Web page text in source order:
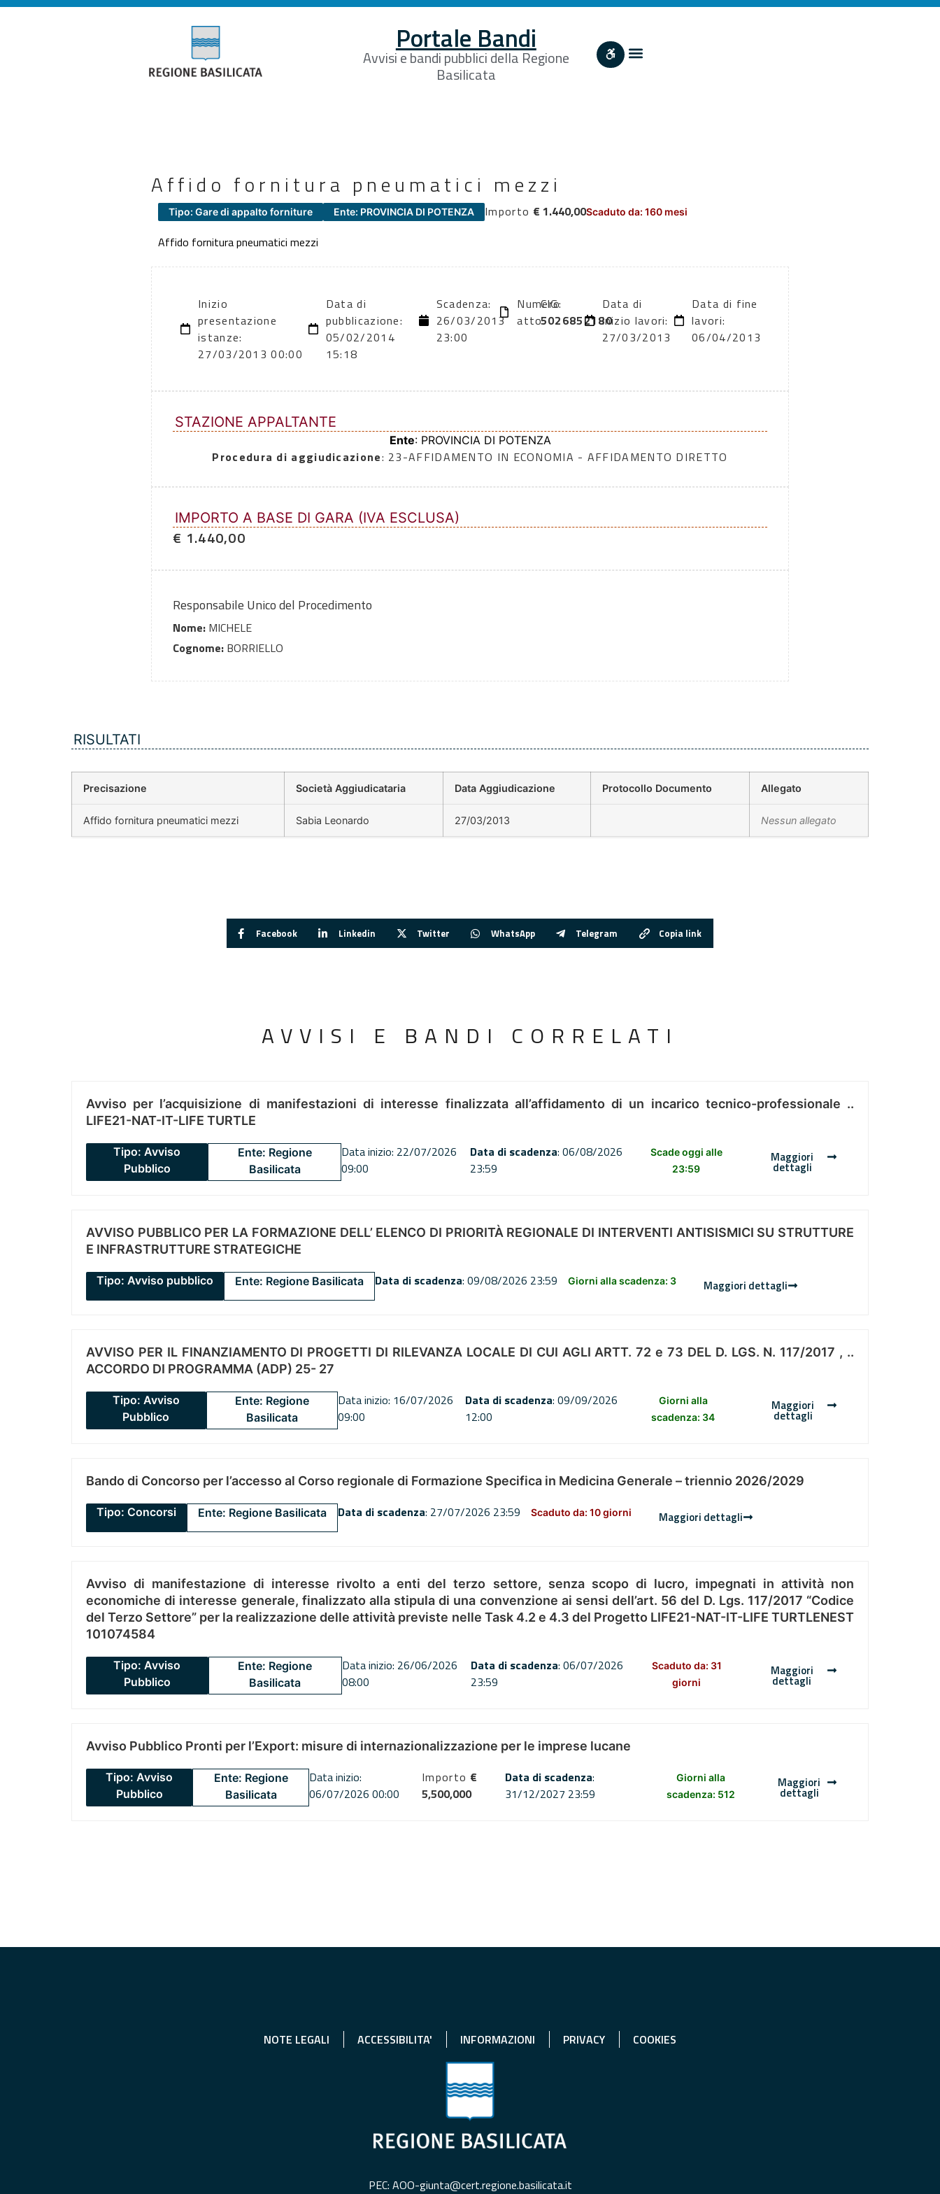
Portale Bandi
Avvisi e bandi pubblici della Regione
Basilicata
Affido fornitura pneumatici mezzi
Tipo: Gare di appalto forniture Ente: PROVINCIA DI POTENZA Importo € 1.440,00Scaduto da: 160 mesi
Affido fornitura pneumatici mezzi
Inizio
presentazione
istanze:
27/03/2013 00:00
Data di
pubblicazione:
05/02/2014
15:18
Scadenza:
26/03/2013
23:00
Numero
atto:
CIG:
5026852180
Data di
inizio lavori:
27/03/2013
Data di fine
lavori:
06/04/2013
STAZIONE APPALTANTE
Ente: PROVINCIA DI POTENZA
Procedura di aggiudicazione: 23-AFFIDAMENTO IN ECONOMIA - AFFIDAMENTO DIRETTO
IMPORTO A BASE DI GARA (IVA ESCLUSA)
€ 1.440,00
Responsabile Unico del Procedimento
Nome: MICHELE
Cognome: BORRIELLO
RISULTATI
Precisazione Società Aggiudicataria Data Aggiudicazione Protocollo Documento Allegato
Affido fornitura pneumatici mezzi Sabia Leonardo 27/03/2013 Nessun allegato
Facebook Linkedin Twitter WhatsApp Telegram Copia link
AVVISI E BANDI CORRELATI
Avviso per l’acquisizione di manifestazioni di interesse finalizzata all’affidamento di un incarico tecnico-professionale ..
LIFE21-NAT-IT-LIFE TURTLE
Tipo: Avviso
Pubblico
Ente: Regione
Basilicata
Data inizio: 22/07/2026
09:00
Data di scadenza: 06/08/2026
23:59
Scade oggi alle
23:59
Maggiori
dettagli
AVVISO PUBBLICO PER LA FORMAZIONE DELL’ ELENCO DI PRIORITÀ REGIONALE DI INTERVENTI ANTISISMICI SU STRUTTURE
E INFRASTRUTTURE STRATEGICHE
Tipo: Avviso pubblico Ente: Regione Basilicata Data di scadenza: 09/08/2026 23:59 Giorni alla scadenza: 3 Maggiori dettagli
AVVISO PER IL FINANZIAMENTO DI PROGETTI DI RILEVANZA LOCALE DI CUI AGLI ARTT. 72 e 73 DEL D. LGS. N. 117/2017 , ..
ACCORDO DI PROGRAMMA (ADP) 25- 27
Tipo: Avviso
Pubblico
Ente: Regione
Basilicata
Data inizio: 16/07/2026
09:00
Data di scadenza: 09/09/2026
12:00
Giorni alla
scadenza: 34
Maggiori
dettagli
Bando di Concorso per l’accesso al Corso regionale di Formazione Specifica in Medicina Generale – triennio 2026/2029
Tipo: Concorsi Ente: Regione Basilicata Data di scadenza: 27/07/2026 23:59 Scaduto da: 10 giorni Maggiori dettagli
Avviso di manifestazione di interesse rivolto a enti del terzo settore, senza scopo di lucro, impegnati in attività non
economiche di interesse generale, finalizzato alla stipula di una convenzione ai sensi dell’art. 56 del D. Lgs. 117/2017 “Codice
del Terzo Settore” per la realizzazione delle attività previste nelle Task 4.2 e 4.3 del Progetto LIFE21-NAT-IT-LIFE TURTLENEST
101074584
Tipo: Avviso
Pubblico
Ente: Regione
Basilicata
Data inizio: 26/06/2026
08:00
Data di scadenza: 06/07/2026
23:59
Scaduto da: 31
giorni
Maggiori
dettagli
Avviso Pubblico Pronti per l’Export: misure di internazionalizzazione per le imprese lucane
Tipo: Avviso
Pubblico
Ente: Regione
Basilicata
Data inizio:
06/07/2026 00:00
Importo €
5,500,000
Data di scadenza:
31/12/2027 23:59
Giorni alla
scadenza: 512
Maggiori
dettagli
NOTE LEGALI ACCESSIBILITA' INFORMAZIONI PRIVACY COOKIES
PEC: AOO-giunta@cert.regione.basilicata.it